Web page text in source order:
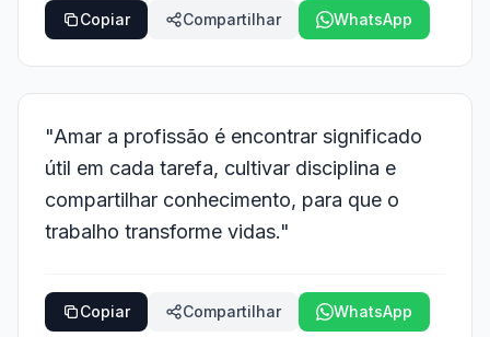
Copiar Compartilhar WhatsApp
"Amar a profissão é encontrar significado
útil em cada tarefa, cultivar disciplina e
compartilhar conhecimento, para que o
trabalho transforme vidas."
Copiar Compartilhar WhatsApp